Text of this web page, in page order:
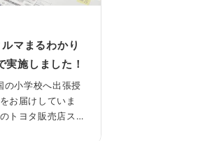
マまるわかり
施しました！
の小学校へ出張授
お届けしていま
トヨタ販売店ス